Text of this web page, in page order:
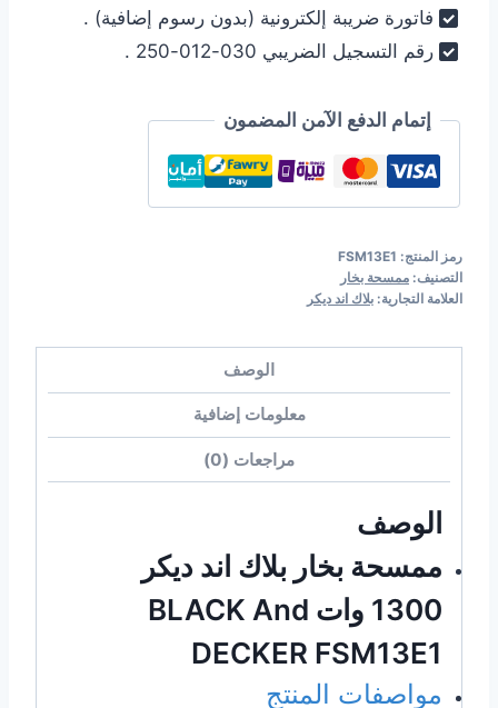
فاتورة ضريبة إلكترونية (بدون رسوم إضافية) .
رقم التسجيل الضريبي 030-012-250 .
إتمام الدفع الآمن المضمون
رمز المنتج: FSM13E1
التصنيف: ممسحة بخار
العلامة التجارية: بلاك اند ديكر
الوصف
معلومات إضافية
مراجعات (0)
الوصف
ممسحة بخار بلاك اند ديكر
1300 وات BLACK And
DECKER FSM13E1
مواصفات المنتج